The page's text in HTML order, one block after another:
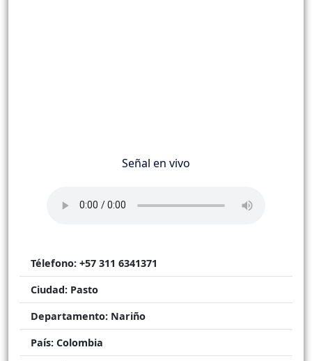
Señal en vivo
Télefono: +57 311 6341371
Ciudad: Pasto
Departamento: Nariño
País: Colombia